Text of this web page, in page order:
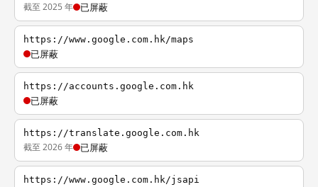
截至 2025 年 已屏蔽
https://www.google.com.hk/maps
已屏蔽
https://accounts.google.com.hk
已屏蔽
https://translate.google.com.hk
截至 2026 年 已屏蔽
https://www.google.com.hk/jsapi